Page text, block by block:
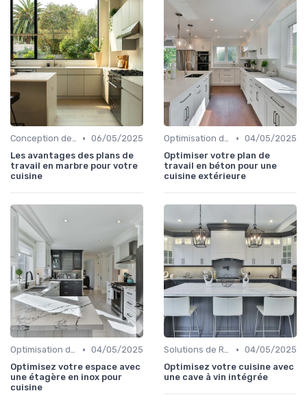
Conception de Cuisine sur Mesure • 06/05/2025
Les avantages des plans de
travail en marbre pour votre
cuisine
Optimisation de l'Espace • 04/05/2025
Optimiser votre plan de
travail en béton pour une
cuisine extérieure
Optimisation de l'Espace • 04/05/2025
Optimisez votre espace avec
une étagère en inox pour
cuisine
Solutions de Rangement Intelligentes • 04/05/2025
Optimisez votre cuisine avec
une cave à vin intégrée